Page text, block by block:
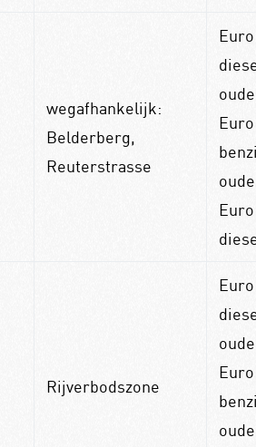
wegafhankelijk:
Belderberg,
Reuterstrasse
Rijverbodszone